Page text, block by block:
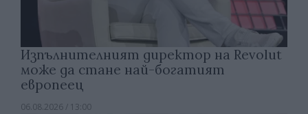
Изпълнителният директор на Revolut
може да стане най-богатият
европеец
06.08.2026 / 13:00